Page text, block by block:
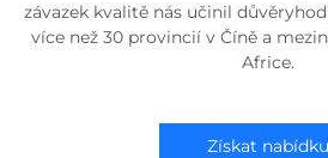
závazek kvalitě nás učinil
více než 30 provincií v Číně a
Africe.
Získat nabídku